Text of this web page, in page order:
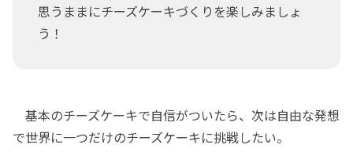
思うままにチーズケーキづくりを楽しみましょ
う！
基本のチーズケーキで自信がついたら、次は自由な発想
で世界に一つだけのチーズケーキに挑戦したい。